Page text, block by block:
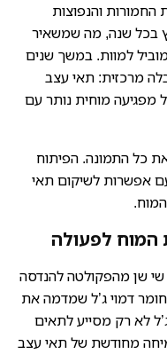
החמורות והנפוצות
בכל שנה, מה שמשאיר
למוות. במשך שנים
מרכזית: תאי עצב
מפגיעה מוחית נותר עם
כל התמונה. הפיתוח
אפשרות לשיקום תאי
המוח לפעולה
שי שן מהפקולטה להנדסה
חומר דמוי ג’ל שמדמה את
לא רק מסייע לתאים
מחודשת של תאי עצב